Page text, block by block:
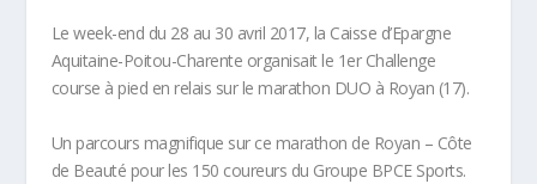
Le week-end du 28 au 30 avril 2017, la Caisse d’Epargne
Aquitaine-Poitou-Charente organisait le 1er Challenge
course à pied en relais sur le marathon DUO à Royan (17).
Un parcours magnifique sur ce marathon de Royan – Côte
de Beauté pour les 150 coureurs du Groupe BPCE Sports.